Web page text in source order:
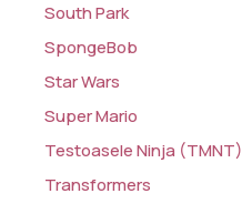
South Park
SpongeBob
Star Wars
Super Mario
Testoasele Ninja (TMNT)
Transformers